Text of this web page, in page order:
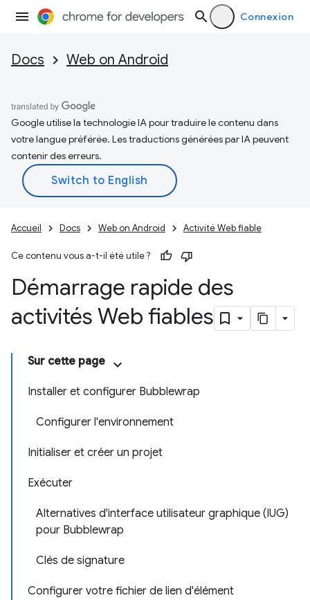
Connexion
Docs Web on Android
Google utilise la technologie IA pour traduire le contenu dans
votre langue préférée. Les traductions générées par IA peuvent
contenir des erreurs.
Accueil Docs Web on Android Activité Web fiable
Ce contenu vous a-t-il été utile ?
Démarrage rapide des
activités Web fiables
Sur cette page
Installer et configurer Bubblewrap
Configurer l'environnement
Initialiser et créer un projet
Exécuter
Alternatives d'interface utilisateur graphique (IUG)
pour Bubblewrap
Clés de signature
Configurer votre fichier de lien d'élément